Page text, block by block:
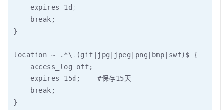
    expires 1d;
    break;
}
location ~ .*\.(gif|jpg|jpeg|png|bmp|swf)$ {
    access_log off;
    expires 15d;    #保存15天
    break;
}